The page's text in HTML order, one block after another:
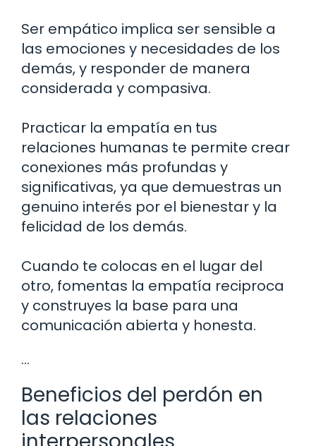
Ser empático implica ser sensible a
las emociones y necesidades de los
demás, y responder de manera
considerada y compasiva.
Practicar la empatía en tus
relaciones humanas te permite crear
conexiones más profundas y
significativas, ya que demuestras un
genuino interés por el bienestar y la
felicidad de los demás.
Cuando te colocas en el lugar del
otro, fomentas la empatía reciproca
y construyes la base para una
comunicación abierta y honesta.
…
Beneficios del perdón en
las relaciones